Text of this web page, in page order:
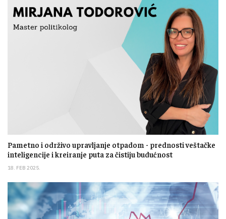
Pametno i održivo upravljanje otpadom - prednosti veštačke
inteligencije i kreiranje puta za čistiju budućnost
18. FEB 2025.